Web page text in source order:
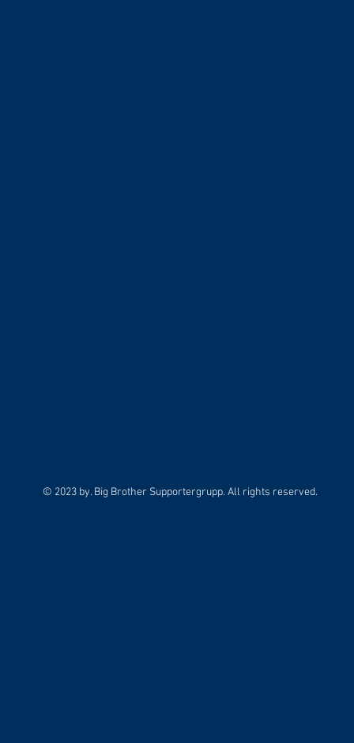
© 2023 by. Big Brother Supportergrupp. All rights reserved.